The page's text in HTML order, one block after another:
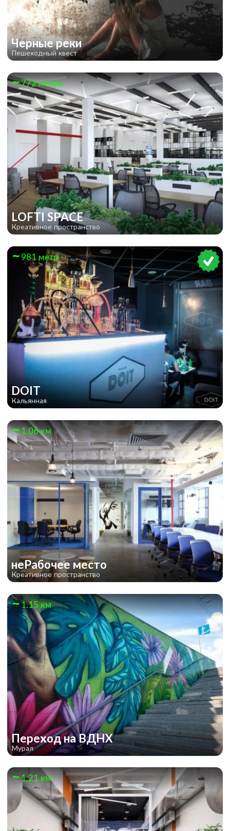
Черные реки
Пешеходный квест
772 метра
LOFTI SPACE
Креативное пространство
981 метр
DOIT
Кальянная
1.06 км
неРабочее место
Креативное пространство
1.15 км
Переход на ВДНХ
Мурал
1.21 км